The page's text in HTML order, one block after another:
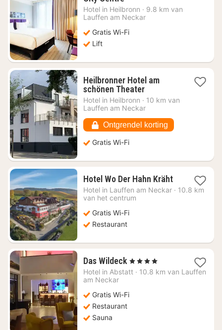
nacht
vanaf
45,05
Hotel in Heilbronn · 9.8 km van
Lauffen am Neckar
Gratis Wi-Fi
Lift
Heilbronner Hotel am
schönen Theater1
nacht
vanaf
58,04
Hotel in Heilbronn · 10 km van
Lauffen am Neckar
Ontgrendel korting
Gratis Wi-Fi
Hotel Wo Der Hahn Kräht1
nacht
Hotel in Lauffen am Neckar · 10.8 km
van het centrum
Gratis Wi-Fi
Restaurant
Das Wildeck 1
nacht
159,06
, 4 Sterren
Hotel in Abstatt · 10.8 km van Lauffen
am Neckar
Gratis Wi-Fi
Restaurant
Sauna